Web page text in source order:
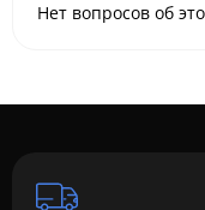
Нет вопросов об